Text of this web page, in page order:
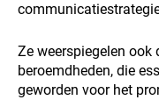
Ze weerspiegelen ook
beroemdheden, die
geworden voor het